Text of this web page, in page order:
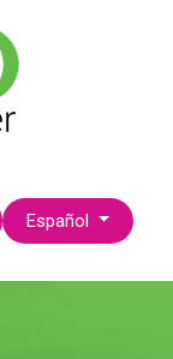
Seleccione su idioma
Español